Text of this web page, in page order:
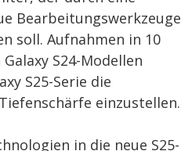
Bearbeitungswerkzeuge
soll. Aufnahmen in 10
S24-Modellen
S25-Serie die
einzustellen.
in die neue S25-